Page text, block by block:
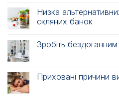
Низка
скляних банок
Зробіть
Приховані причини